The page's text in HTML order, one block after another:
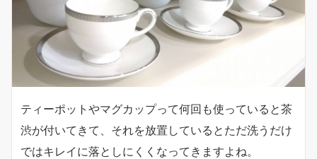
ティーポットやマグカップって何回も使っていると茶
渋が付いてきて、それを放置しているとただ洗うだけ
ではキレイに落としにくくなってきますよね。